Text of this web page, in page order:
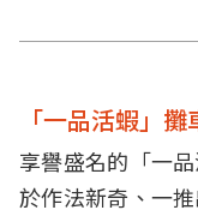
「一品活蝦」
享譽盛名的「一
於作法新奇、一